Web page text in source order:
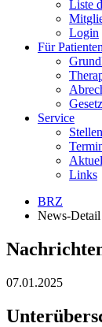
Liste
Login
Für Patienten
Service
Links
BRZ
News-Detail
07.01.2025